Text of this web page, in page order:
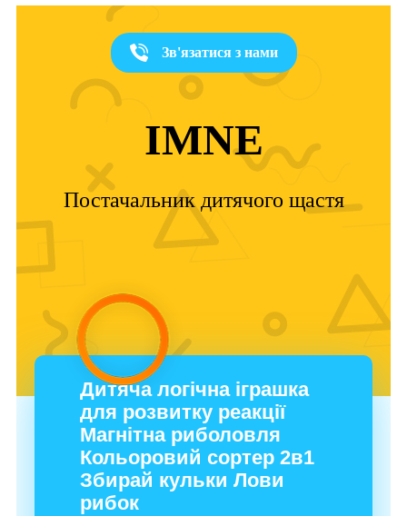
Зв'язатися з нами
IMNE
Постачальник дитячого щастя
Дитяча логічна іграшка
для розвитку реакції
Магнітна риболовля
Кольоровий сортер 2в1
Збирай кульки Лови
рибок